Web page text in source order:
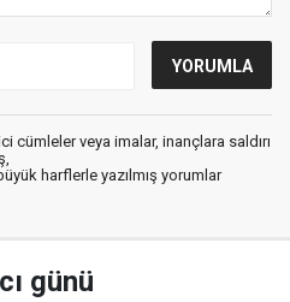
cümleler veya imalar, inançlara saldırı
harflerle yazılmış yorumlar
günü